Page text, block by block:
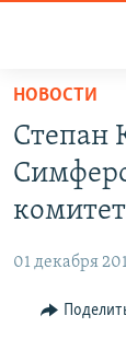
Вернуться
основному
содержанию
Вернутся
главной
навигации
Вернутся
11 ЛЕТ
ЕЩЕ
ИНТЕРАКТИВ
РАДІО
НОВОСТИ
Степан
01 декабря